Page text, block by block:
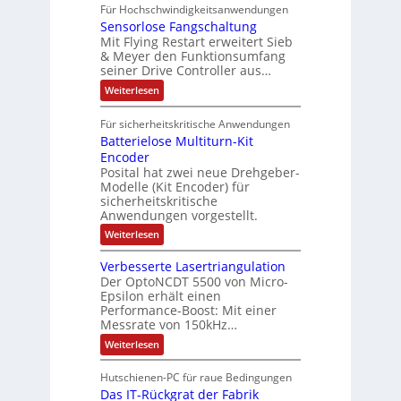
f
t
t
o
m
a
t
i
o
g
e
w
ä
h
t
b
e
i
t
s
k
ä
f
t
e
a
n
d
i
e
r
u
n
d
4
0
A
C
-
N
e
t
z
t
e
l
e
r
ä
l
t
S
c
h
u
t
z
l
a
c
k
b
e
s
c
Für Hochschwindigkeitsanwendungen
Sensorlose Fangschaltung
Mit Flying Restart erweitert Sieb
& Meyer den Funktionsumfang
seiner Drive Controller aus…
Weiterlesen:
S
n
s
l
o
s
e
F
a
n
g
s
c
h
a
l
u
n
g
Für sicherheitskritische Anwendungen
Batterielose Multiturn-Kit
Encoder
Posital hat zwei neue Drehgeber-
Modelle (Kit Encoder) für
sicherheitskritische
Anwendungen vorgestellt.
Weiterlesen:
B
t
t
e
r
i
e
l
o
e
M
Verbesserte Lasertriangulation
Der OptoNCDT 5500 von Micro-
Epsilon erhält einen
Performance-Boost: Mit einer
Messrate von 150kHz…
Weiterlesen:
V
r
b
Hutschienen-PC für raue Bedingungen
Das IT-Rückgrat der Fabrik